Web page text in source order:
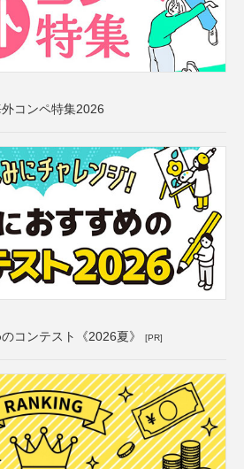
コンペ特集2026
コンテスト《2026夏》 [PR]